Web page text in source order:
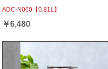
ADC-N060【0.81L】
￥6,480